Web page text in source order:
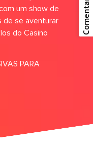
um show de
de se aventurar
do Casino
PARA
Comentarios